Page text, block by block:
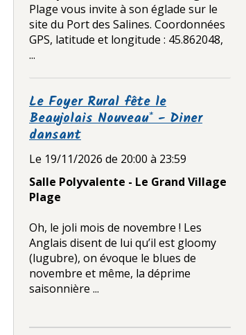
Plage vous invite à son églade sur le
site du Port des Salines. Coordonnées
GPS, latitude et longitude : 45.862048,
...
Le Foyer Rural fête le
Beaujolais Nouveau* - Diner
dansant
Le 19/11/2026 de 20:00 à 23:59
Salle Polyvalente - Le Grand Village
Plage
Oh, le joli mois de novembre ! Les
Anglais disent de lui qu’il est gloomy
(lugubre), on évoque le blues de
novembre et même, la déprime
saisonnière ...